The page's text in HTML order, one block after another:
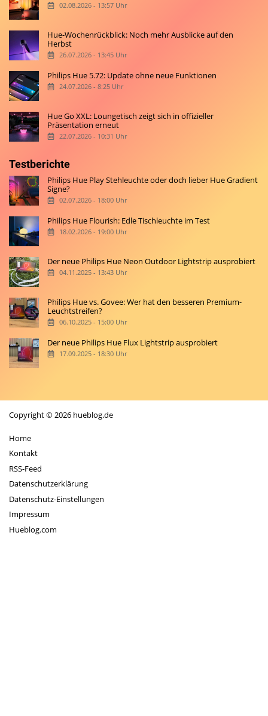
02.08.2026 - 13:57 Uhr
Hue-Wochenrückblick: Noch mehr Ausblicke auf den
Herbst
26.07.2026 - 13:45 Uhr
Philips Hue 5.72: Update ohne neue Funktionen
24.07.2026 - 8:25 Uhr
Hue Go XXL: Loungetisch zeigt sich in offizieller
Präsentation erneut
22.07.2026 - 10:31 Uhr
Testberichte
Philips Hue Play Stehleuchte oder doch lieber Hue Gradient
Signe?
02.07.2026 - 18:00 Uhr
Philips Hue Flourish: Edle Tischleuchte im Test
18.02.2026 - 19:00 Uhr
Der neue Philips Hue Neon Outdoor Lightstrip ausprobiert
04.11.2025 - 13:43 Uhr
Philips Hue vs. Govee: Wer hat den besseren Premium-
Leuchtstreifen?
06.10.2025 - 15:00 Uhr
Der neue Philips Hue Flux Lightstrip ausprobiert
17.09.2025 - 18:30 Uhr
Copyright © 2026 hueblog.de
Home
Kontakt
RSS-Feed
Datenschutzerklärung
Datenschutz-Einstellungen
Impressum
Hueblog.com